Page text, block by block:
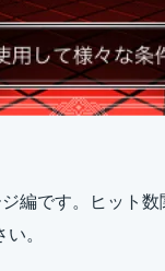
編です。ヒット数
。